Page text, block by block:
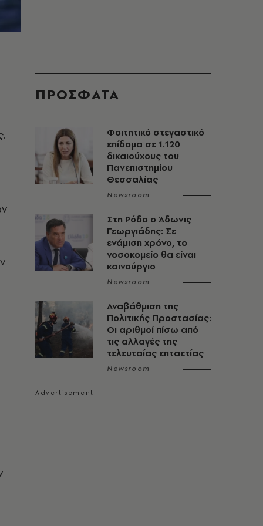
ΠΡΟΣΦΑΤΑ
Φοιτητικό στεγαστικό
επίδομα σε 1.120
δικαιούχους του
Πανεπιστημίου
Θεσσαλίας
Newsroom
Στη Ρόδο ο Άδωνις
Γεωργιάδης: Σε
ενάμιση χρόνο, το
νοσοκομείο θα είναι
καινούργιο
Newsroom
Αναβάθμιση της
Πολιτικής Προστασίας:
Οι αριθμοί πίσω από
τις αλλαγές της
τελευταίας επταετίας
Newsroom